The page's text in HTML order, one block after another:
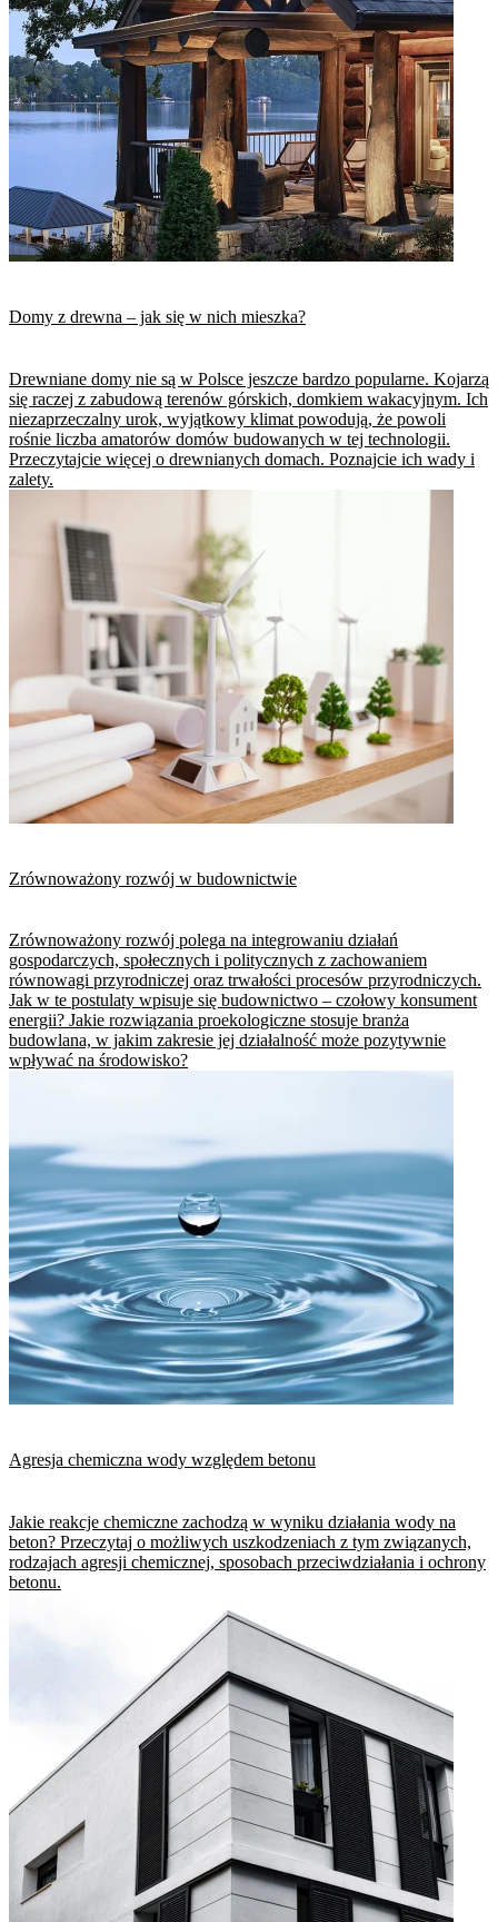
Domy z drewna – jak się w nich mieszka?
Drewniane domy nie są w Polsce jeszcze bardzo popularne. Kojarzą
się raczej z zabudową terenów górskich, domkiem wakacyjnym. Ich
niezaprzeczalny urok, wyjątkowy klimat powodują, że powoli
rośnie liczba amatorów domów budowanych w tej technologii.
Przeczytajcie więcej o drewnianych domach. Poznajcie ich wady i
zalety.
Zrównoważony rozwój w budownictwie
Zrównoważony rozwój polega na integrowaniu działań
gospodarczych, społecznych i politycznych z zachowaniem
równowagi przyrodniczej oraz trwałości procesów przyrodniczych.
Jak w te postulaty wpisuje się budownictwo – czołowy konsument
energii? Jakie rozwiązania proekologiczne stosuje branża
budowlana, w jakim zakresie jej działalność może pozytywnie
wpływać na środowisko?
Agresja chemiczna wody względem betonu
Jakie reakcje chemiczne zachodzą w wyniku działania wody na
beton? Przeczytaj o możliwych uszkodzeniach z tym związanych,
rodzajach agresji chemicznej, sposobach przeciwdziałania i ochrony
betonu.